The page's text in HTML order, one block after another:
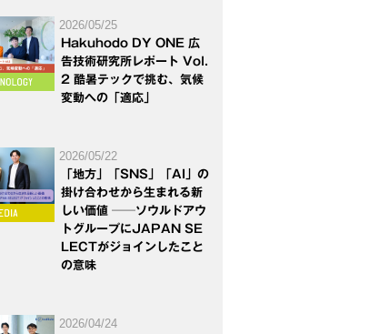
2026/05/25
Hakuhodo DY ONE 広
告技術研究所レポート Vol.
2 酷暑テックで挑む、気候
変動への「適応」
2026/05/22
「地方」「SNS」「AI」の
掛け合わせから生まれる新
しい価値 ──ソウルドアウ
トグループにJAPAN SE
LECTがジョインしたこと
の意味
2026/04/24